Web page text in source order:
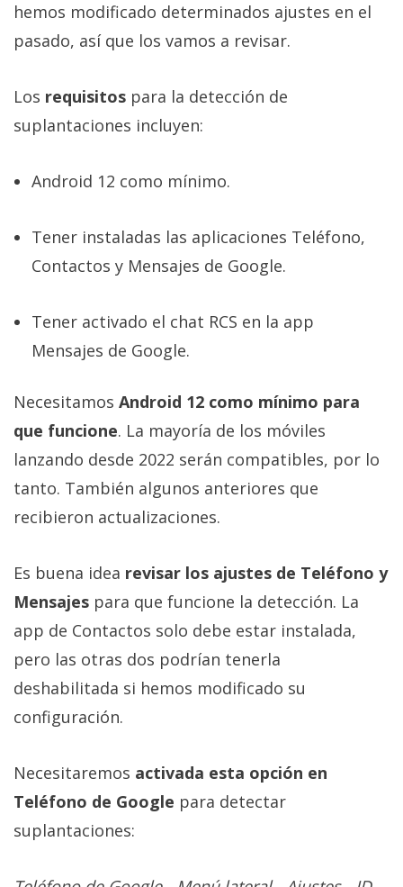
hemos modificado determinados ajustes en el
pasado, así que los vamos a revisar.
Los requisitos para la detección de
suplantaciones incluyen:
Android 12 como mínimo.
Tener instaladas las aplicaciones Teléfono,
Contactos y Mensajes de Google.
Tener activado el chat RCS en la app
Mensajes de Google.
Necesitamos Android 12 como mínimo para
que funcione. La mayoría de los móviles
lanzando desde 2022 serán compatibles, por lo
tanto. También algunos anteriores que
recibieron actualizaciones.
Es buena idea revisar los ajustes de Teléfono y
Mensajes para que funcione la detección. La
app de Contactos solo debe estar instalada,
pero las otras dos podrían tenerla
deshabilitada si hemos modificado su
configuración.
Necesitaremos activada esta opción en
Teléfono de Google para detectar
suplantaciones: